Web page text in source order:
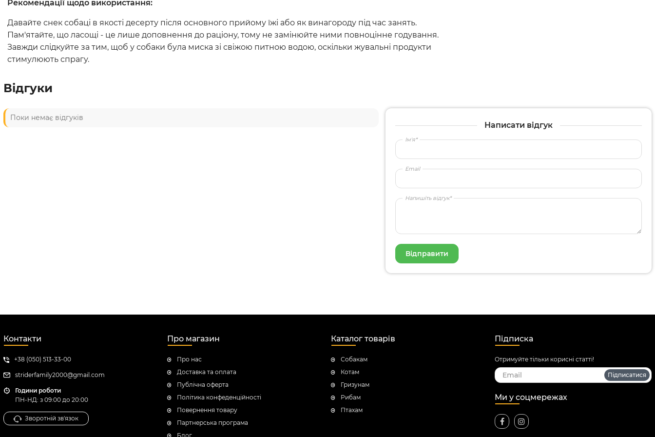
Рекомендації щодо використання:
Давайте снек собаці в якості десерту після основного прийому їжі або як винагороду під час занять.
Пам'ятайте, що ласощі - це лише доповнення до раціону, тому не замінюйте ними повноцінне годування.
Завжди слідкуйте за тим, щоб у собаки була миска зі свіжою питною водою, оскільки жувальні продукти
стимулюють спрагу.
Відгуки
Поки немає відгуків
Написати відгук
Ім'я*
Email
Напишіть відгук*
Контакти
+38 (050) 513-33-00
striderfamily2000@gmail.com
Години роботи
ПН-НД: з 09:00 до 20:00
Зворотній зв'язок
Про магазин
Про нас
Доставка та оплата
Публічна оферта
Політика конфеденційності
Повернення товару
Партнерська програма
Блог
Каталог товарів
Собакам
Котам
Гризунам
Рибам
Птахам
Підписка
Отримуйте тільки корисні статті!
Підписатися
Ми у соцмережах